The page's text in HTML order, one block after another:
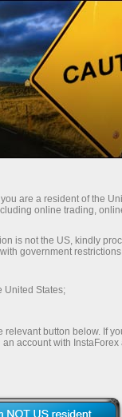
للمتداولين
ارتفاع
مارس
are a resident of the
online trading,
is not the US, kindly
government
United States;
button below. If
account with InstaForex